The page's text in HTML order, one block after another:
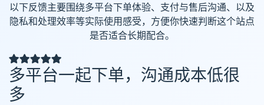
以下反馈主要围绕多平台下单体验、支付与售后沟通、以及
隐私和处理效率等实际使用感受，方便你快速判断这个站点
是否适合长期配合。
多平台一起下单，沟通成本低很
多